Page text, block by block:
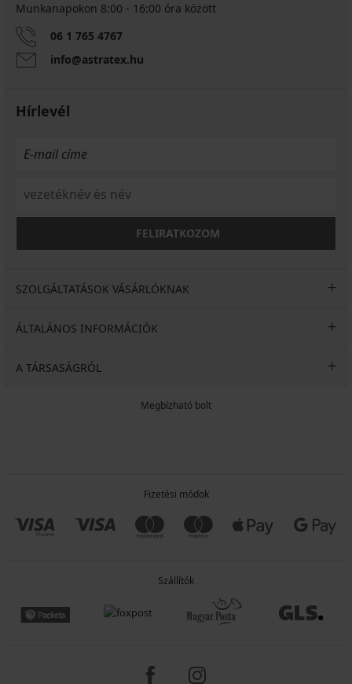
Munkanapokon 8:00 - 16:00 óra között
06 1 765 4767
info@astratex.hu
Hírlevél
FELIRATKOZOM
SZOLGÁLTATÁSOK VÁSÁRLÓKNAK
ÁLTALÁNOS INFORMÁCIÓK
A TÁRSASÁGRÓL
Megbízható bolt
Fizetési módok
Szállítók